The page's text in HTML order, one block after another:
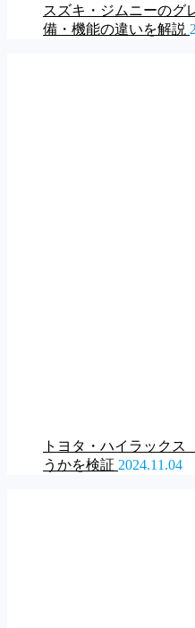
スズキ・ジムニーのグ
備・機能の違いを解説
トヨタ・ハイラック
うかを検証 2024.11.04